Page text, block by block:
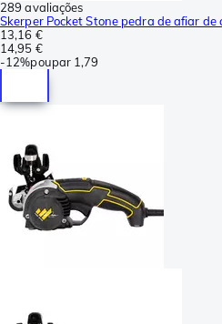
289 avaliações
Skerper Pocket Stone pedra de afiar de
13,16 €
14,95 €
-12%poupar 1,79